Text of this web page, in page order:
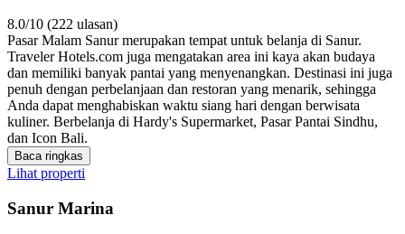
8.0/10 (222 ulasan)
Pasar Malam Sanur merupakan tempat untuk belanja di Sanur.
Traveler Hotels.com juga mengatakan area ini kaya akan budaya
dan memiliki banyak pantai yang menyenangkan. Destinasi ini juga
penuh dengan perbelanjaan dan restoran yang menarik, sehingga
Anda dapat menghabiskan waktu siang hari dengan berwisata
kuliner. Berbelanja di Hardy's Supermarket, Pasar Pantai Sindhu,
dan Icon Bali.
Baca ringkas
Lihat properti
Sanur Marina